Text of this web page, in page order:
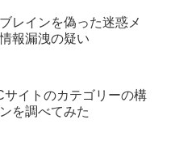
レインを偽った迷惑メ
報漏洩の疑い
サイトのカテゴリーの構
を調べてみた